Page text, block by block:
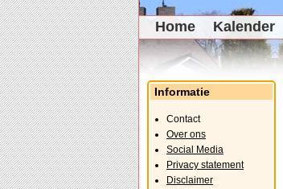
Home Kalender
Informatie
Contact
Over ons
Social Media
Privacy statement
Disclaimer